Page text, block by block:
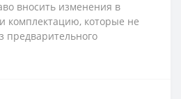
вносить изменения в
комплектацию, которые не
предварительного